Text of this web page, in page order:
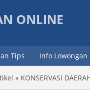
ONLINE
Tips Info Lowongan
» KONSERVASI